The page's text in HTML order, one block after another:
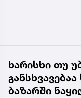
ხარისხი თუ
ბაზარში